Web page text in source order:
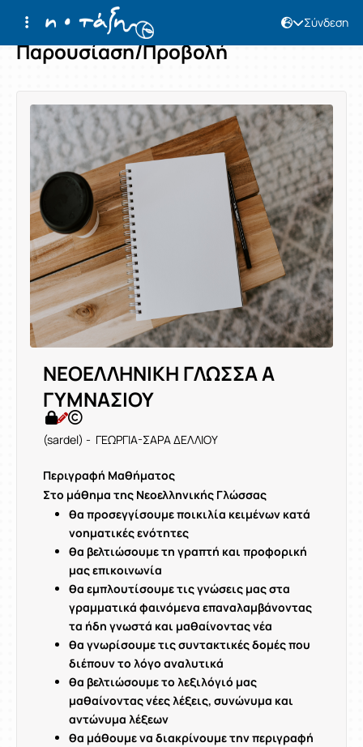
Σύνδεση
Παρουσίαση/Προβολή
ΝΕΟΕΛΛΗΝΙΚΗ ΓΛΩΣΣΑ Α
ΓΥΜΝΑΣΙΟΥ
(sardel) - ΓΕΩΡΓΙΑ-ΣΑΡΑ ΔΕΛΛΙΟΥ
Περιγραφή Μαθήματος
Στο μάθημα της Νεοελληνικής Γλώσσας
θα προσεγγίσουμε ποικιλία κειμένων κατά
νοηματικές ενότητες
θα βελτιώσουμε τη γραπτή και προφορική
μας επικοινωνία
θα εμπλουτίσουμε τις γνώσεις μας στα
γραμματικά φαινόμενα επαναλαμβάνοντας
τα ήδη γνωστά και μαθαίνοντας νέα
θα γνωρίσουμε τις συντακτικές δομές που
διέπουν το λόγο αναλυτικά
θα βελτιώσουμε το λεξιλόγιό μας
μαθαίνοντας νέες λέξεις, συνώνυμα και
αντώνυμα λέξεων
θα μάθουμε να διακρίνουμε την περιγραφή